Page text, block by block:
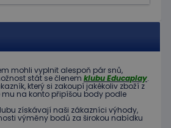
mohli vyplnit alespoň pár snů,
stát se členem klubuEducaplay.
, který si zakoupí jakékoliv zboží z
mu na konto připíšou body podle
získávají naši zákazníci výhody,
výměny bodů za širokou nabídku
.www.educaplay.cz
2 měsíce
www.educaplay.cz
dny
cookie
Cookie-